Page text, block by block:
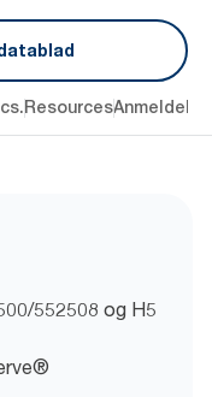
Resources
552508 og H5